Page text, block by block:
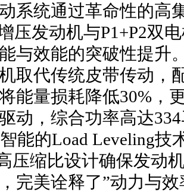
系统通过革命性的高
压发动机与P1+P2双
与效能的突破性提升
取代传统皮带传动，
能量损耗降低30%，
动，综合功率高达
能的Load Leveling技
压缩比设计确保发动
完美诠释了”动力与